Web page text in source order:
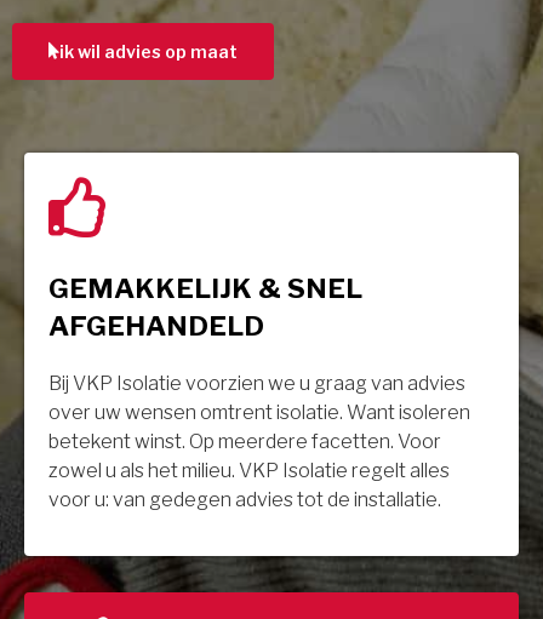
ik wil advies op maat
GEMAKKELIJK & SNEL
AFGEHANDELD
Bij VKP Isolatie voorzien we u graag van advies
over uw wensen omtrent isolatie. Want isoleren
betekent winst. Op meerdere facetten. Voor
zowel u als het milieu. VKP Isolatie regelt alles
voor u: van gedegen advies tot de installatie.